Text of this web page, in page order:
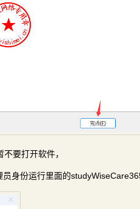
要打开软件，
身份运行里面的